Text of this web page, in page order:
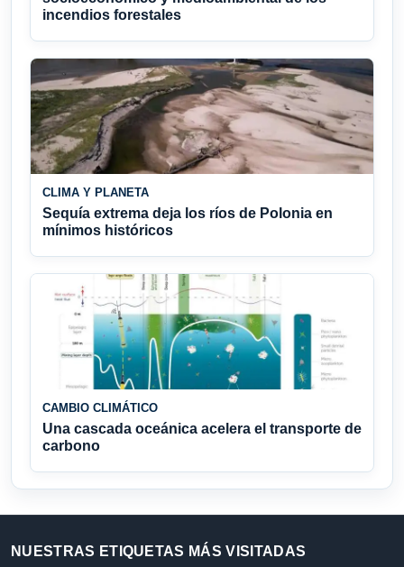
incendios forestales
CLIMA Y PLANETA
Sequía extrema deja los ríos de Polonia en
mínimos históricos
CAMBIO CLIMÁTICO
Una cascada oceánica acelera el transporte de
carbono
NUESTRAS ETIQUETAS MÁS VISITADAS